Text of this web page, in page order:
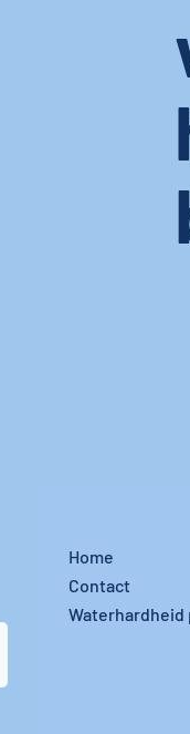
Home
Contact
Waterhardheid